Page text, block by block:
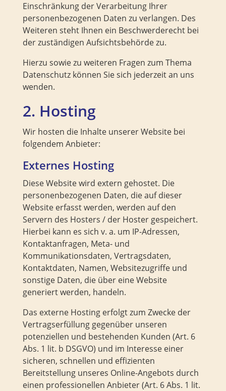
Einschränkung der Verarbeitung Ihrer
personenbezogenen Daten zu verlangen. Des
Weiteren steht Ihnen ein Beschwerderecht bei
der zuständigen Aufsichtsbehörde zu.
Hierzu sowie zu weiteren Fragen zum Thema
Datenschutz können Sie sich jederzeit an uns
wenden.
2. Hosting
Wir hosten die Inhalte unserer Website bei
folgendem Anbieter:
Externes Hosting
Diese Website wird extern gehostet. Die
personenbezogenen Daten, die auf dieser
Website erfasst werden, werden auf den
Servern des Hosters / der Hoster gespeichert.
Hierbei kann es sich v. a. um IP-Adressen,
Kontaktanfragen, Meta- und
Kommunikationsdaten, Vertragsdaten,
Kontaktdaten, Namen, Websitezugriffe und
sonstige Daten, die über eine Website
generiert werden, handeln.
Das externe Hosting erfolgt zum Zwecke der
Vertragserfüllung gegenüber unseren
potenziellen und bestehenden Kunden (Art. 6
Abs. 1 lit. b DSGVO) und im Interesse einer
sicheren, schnellen und effizienten
Bereitstellung unseres Online-Angebots durch
einen professionellen Anbieter (Art. 6 Abs. 1 lit.